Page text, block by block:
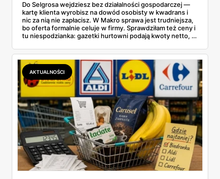
Do Selgrosa wejdziesz bez działalności gospodarczej —
kartę klienta wyrobisz na dowód osobisty w kwadrans i
nic za nią nie zapłacisz. W Makro sprawa jest trudniejsza,
bo oferta formalnie celuje w firmy. Sprawdziłam też ceny i
tu niespodzianka: gazetki hurtowni podają kwoty netto, a
zawsze wygrywa — ta sama kawa ziarnista kosztuje w
Makro ponad dwa razy więcej niż w weekendowej
promocji dyskontu.
AKTUALNOŚCI